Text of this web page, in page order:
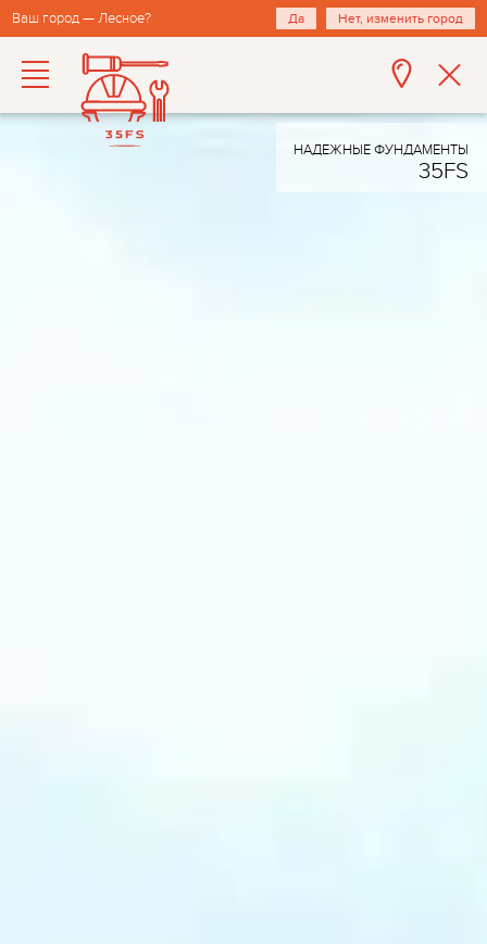
Ваш город — Лесное? Да Нет, изменить город
НАДЕЖНЫЕ ФУНДАМЕНТЫ
35FS